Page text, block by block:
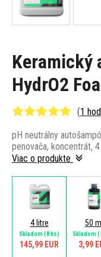
Keramický
HydrO2
(1
pH neutrálny
penovača, koncentrát, 4 l
Viac o produkte
4 litre
Skladom(8 ks)
145,99 EUR
50 ml
Skladom
3,99